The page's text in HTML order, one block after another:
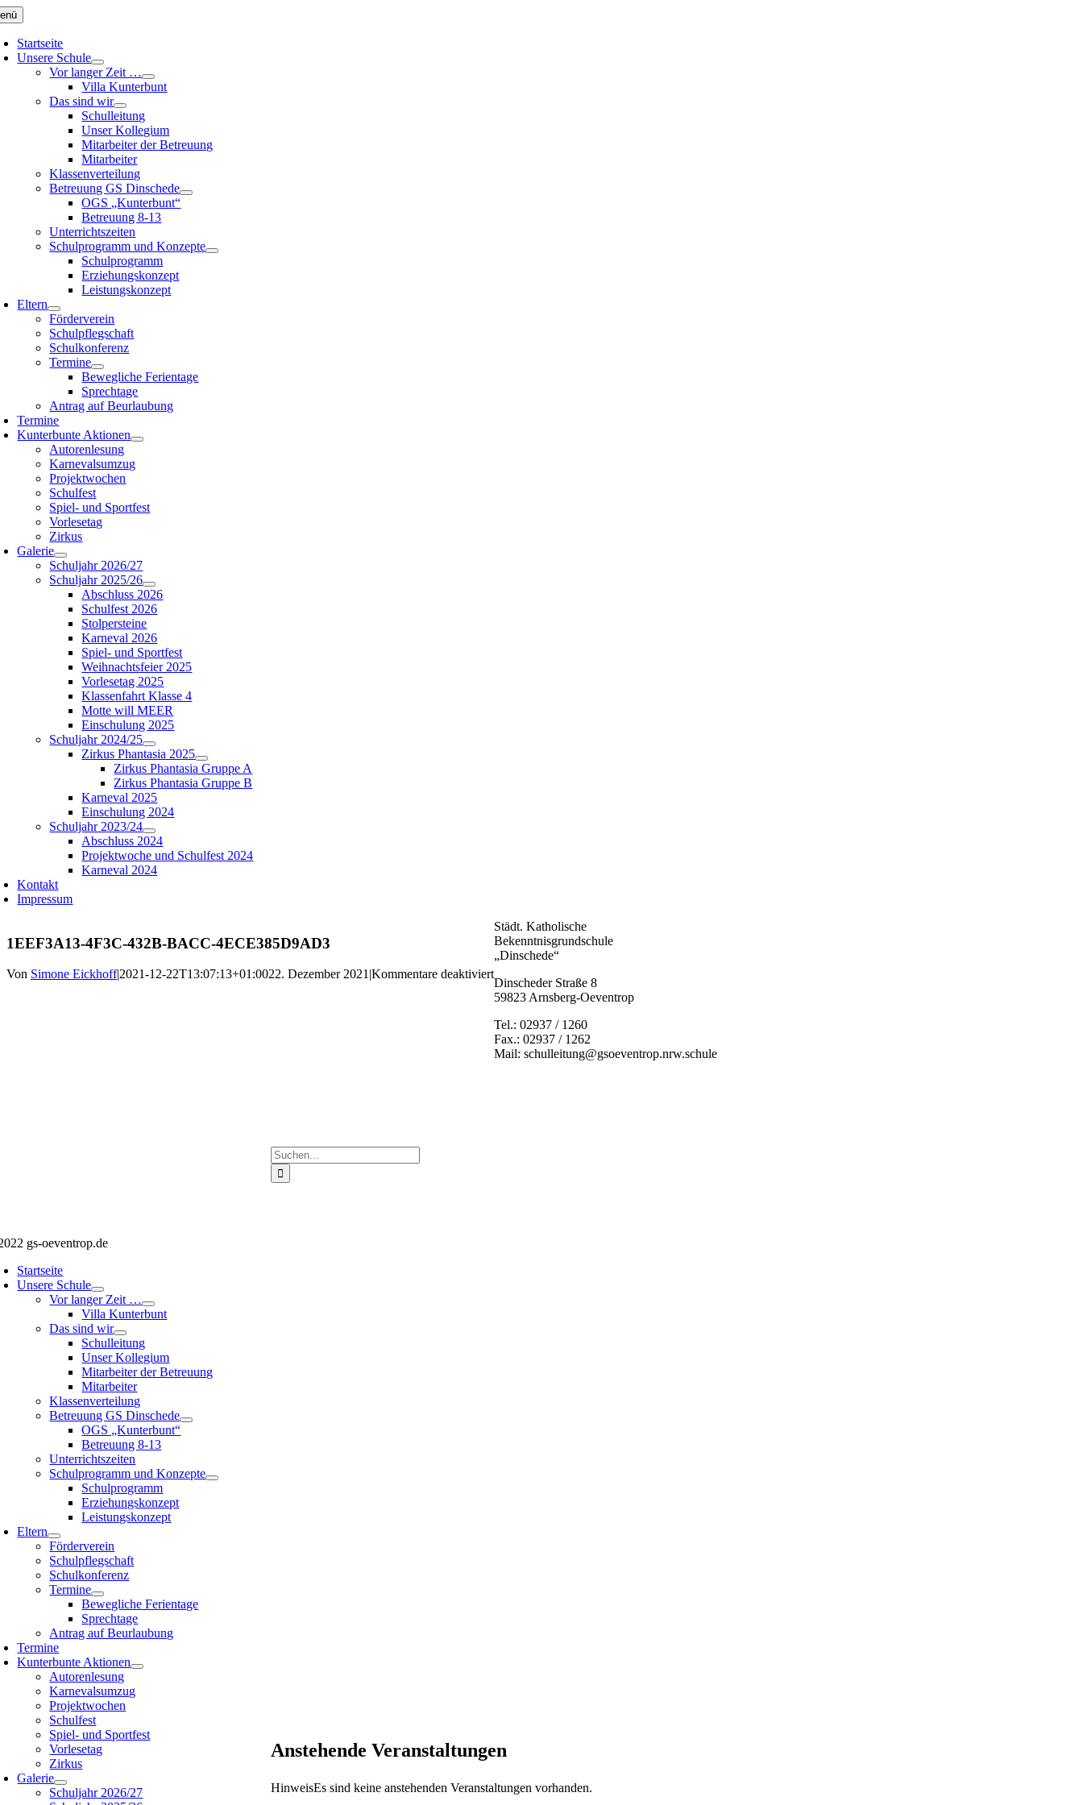
Zum
Inhalt
springen
Startseite
Unsere Schule
Vor langer Zeit …
Villa Kunterbunt
Das sind wir
Schulleitung
Unser Kollegium
Mitarbeiter der Betreuung
Mitarbeiter
Klassenverteilung
Betreuung GS Dinschede
OGS „Kunterbunt“
Betreuung 8-13
Unterrichtszeiten
Schulprogramm und Konzepte
Schulprogramm
Erziehungskonzept
Leistungskonzept
Eltern
Förderverein
Schulpflegschaft
Schulkonferenz
Termine
Bewegliche Ferientage
Sprechtage
Antrag auf Beurlaubung
Termine
Kunterbunte Aktionen
Autorenlesung
Karnevalsumzug
Projektwochen
Schulfest
Spiel- und Sportfest
Vorlesetag
Zirkus
Galerie
Schuljahr 2026/27
Schuljahr 2025/26
Abschluss 2026
Schulfest 2026
Stolpersteine
Karneval 2026
Spiel- und Sportfest
Weihnachtsfeier 2025
Vorlesetag 2025
Klassenfahrt Klasse 4
Motte will MEER
Einschulung 2025
Schuljahr 2024/25
Zirkus Phantasia 2025
Zirkus Phantasia Gruppe A
Zirkus Phantasia Gruppe B
Karneval 2025
Einschulung 2024
Schuljahr 2023/24
Abschluss 2024
Projektwoche und Schulfest 2024
Karneval 2024
Kontakt
Impressum
1EEF3A13-4F3C-432B-BACC-4ECE385D9AD3
Von Simone Eickhoff|2021-12-22T13:07:13+01:0022. Dezember 2021|Kommentare deaktiviertfür
1EEF3A13-
4F3C-
432B-
BACC-
4ECE385D9AD3
Suche
nach:
Anstehende Veranstaltungen
HinweisEs sind keine anstehenden Veranstaltungen vorhanden.
Städt. Katholische
Bekenntnisgrundschule
„Dinschede“
Dinscheder Straße 8
59823 Arnsberg-Oeventrop
Tel.: 02937 / 1260
Fax.: 02937 / 1262
Mail: schulleitung@gsoeventrop.nrw.schule
gs-oeventrop.de
Startseite
Unsere Schule
Vor langer Zeit …
Villa Kunterbunt
Das sind wir
Schulleitung
Unser Kollegium
Mitarbeiter der Betreuung
Mitarbeiter
Klassenverteilung
Betreuung GS Dinschede
OGS „Kunterbunt“
Betreuung 8-13
Unterrichtszeiten
Schulprogramm und Konzepte
Schulprogramm
Erziehungskonzept
Leistungskonzept
Eltern
Förderverein
Schulpflegschaft
Schulkonferenz
Termine
Bewegliche Ferientage
Sprechtage
Antrag auf Beurlaubung
Termine
Kunterbunte Aktionen
Autorenlesung
Karnevalsumzug
Projektwochen
Schulfest
Spiel- und Sportfest
Vorlesetag
Zirkus
Galerie
Schuljahr 2026/27